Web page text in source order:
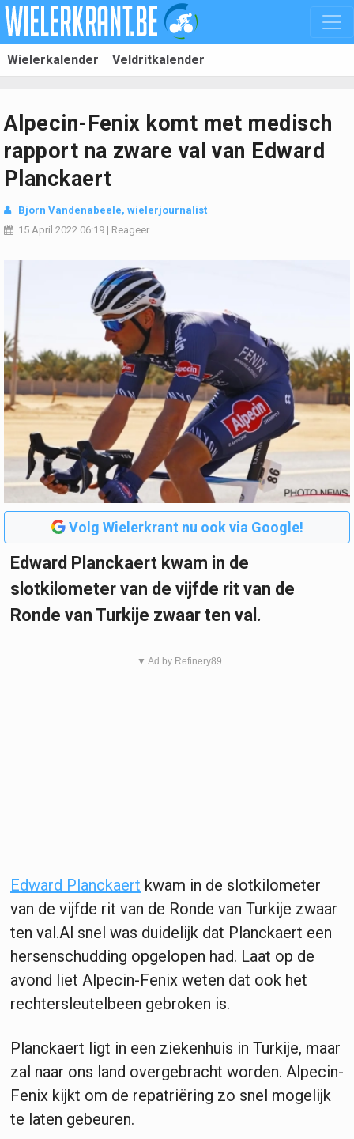
Wielerkalender Veldritkalender
Alpecin-Fenix komt met medisch
rapport na zware val van Edward
Planckaert
Bjorn Vandenabeele, wielerjournalist
15 April 2022 06:19 | Reageer
Volg Wielerkrant nu ook via Google!
Edward Planckaert kwam in de
slotkilometer van de vijfde rit van de
Ronde van Turkije zwaar ten val.
▼ Ad by Refinery89
Edward Planckaert kwam in de slotkilometer
van de vijfde rit van de Ronde van Turkije zwaar
ten val.Al snel was duidelijk dat Planckaert een
hersenschudding opgelopen had. Laat op de
avond liet Alpecin-Fenix weten dat ook het
rechtersleutelbeen gebroken is.
Planckaert ligt in een ziekenhuis in Turkije, maar
zal naar ons land overgebracht worden. Alpecin-
Fenix kijkt om de repatriëring zo snel mogelijk
te laten gebeuren.